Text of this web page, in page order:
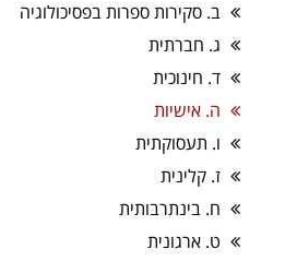
ב. סקירות ספרות בפסיכולוגיה
ג. חברתית
ד. חינוכית
ה. אישיות
ו. תעסוקתית
ז. קלינית
ח. בינתרבותית
ט. ארגונית